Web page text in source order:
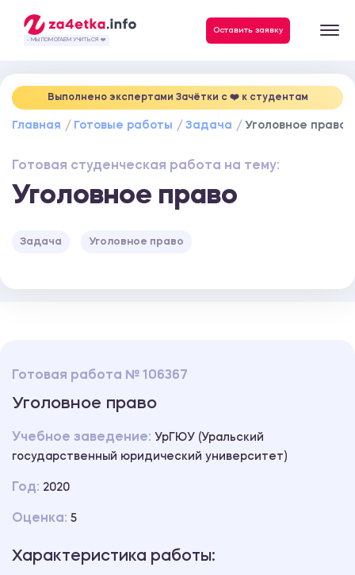
- МЫ ПОМОГАЕМ УЧИТЬСЯ ❤️
Оставить заявку
Выполнено экспертами Зачётки c ❤️ к студентам
Главная Готовые работы Задача Уголовное право
Готовая студенческая работа на тему:
Уголовное право
Задача Уголовное право
Готовая работа № 106367
Уголовное право
Учебное заведение: УрГЮУ (Уральский
государственный юридический университет)
Год: 2020
Оценка: 5
Характеристика работы: